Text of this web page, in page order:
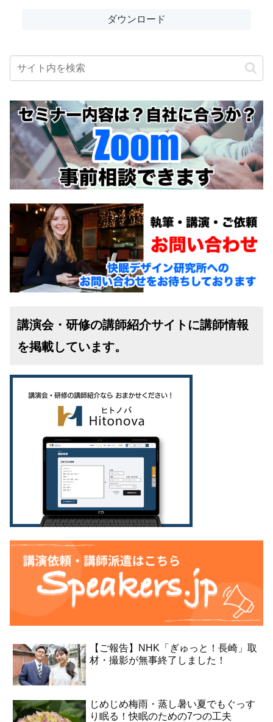
講演会・研修の講師紹介サイトに講師情報
を掲載しています。
【ご報告】NHK「ぎゅっと！長崎」取
材・撮影が無事終了しました！
じめじめ梅雨・蒸し暑い夏でもぐっす
り眠る！快眠のための7つの工夫